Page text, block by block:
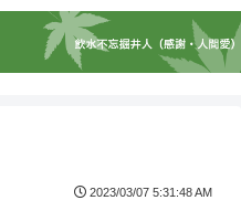
2023/03/07 5:31:48 AM